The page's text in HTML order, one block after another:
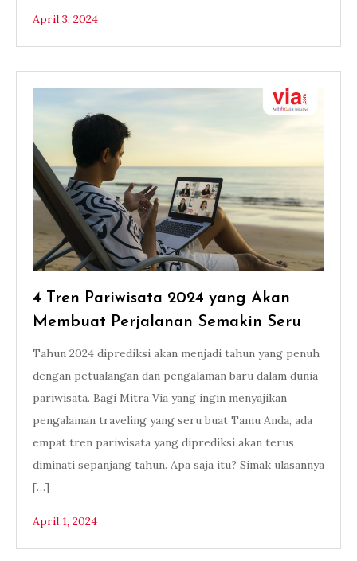
April 3, 2024
4 Tren Pariwisata 2024 yang Akan
Membuat Perjalanan Semakin Seru
Tahun 2024 diprediksi akan menjadi tahun yang penuh
dengan petualangan dan pengalaman baru dalam dunia
pariwisata. Bagi Mitra Via yang ingin menyajikan
pengalaman traveling yang seru buat Tamu Anda, ada
empat tren pariwisata yang diprediksi akan terus
diminati sepanjang tahun. Apa saja itu? Simak ulasannya
[…]
April 1, 2024